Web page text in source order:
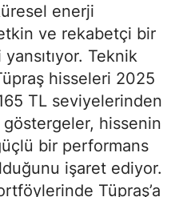
enerji
ve rekabetçi bir
Teknik
hisseleri 2025
TL seviyelerinden
hissenin
bir performans
işaret ediyor.
Tüpraş’a